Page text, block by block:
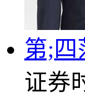
第;四
证券